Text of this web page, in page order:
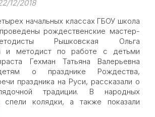
12/2018
начальных классах ГБОУ школа
рождественские мастер-
Рышковская Ольга
и методист по работе с детьми
Гехман Татьяна Валерьевна
о празднике Рождества,
праздника на Руси, рассказали о
традиции. В народных
колядки, а также показали